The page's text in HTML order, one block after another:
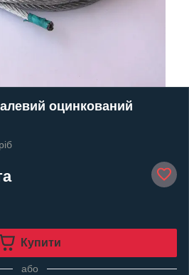
оцинкований
Купити
або